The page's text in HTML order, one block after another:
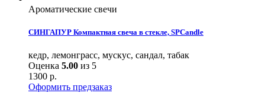
Ароматические свечи
СИНГАПУР Компактная свеча в стекле, SPCandle
кедр, лемонграсс, мускус, сандал, табак
Оценка 5.00 из 5
1300 р.
Оформить предзаказ